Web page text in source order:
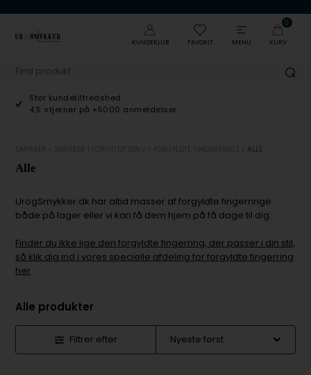
KUNDEKLUB FAVORIT MENU
0
KURV
Stor kundetilfredshed
4,5 stjerner på +5000 anmeldelser
ALLE
Alle
UrogSmykker.dk har altid masser af forgyldte fingerringe
både på lager eller vi kan få dem hjem på få dage til dig.
Finder du ikke lige den forgyldte fingerring, der passer i din stil,
så klik dig ind i vores specielle afdeling for forgyldte fingerring
her
Alle produkter
Filtrer efter